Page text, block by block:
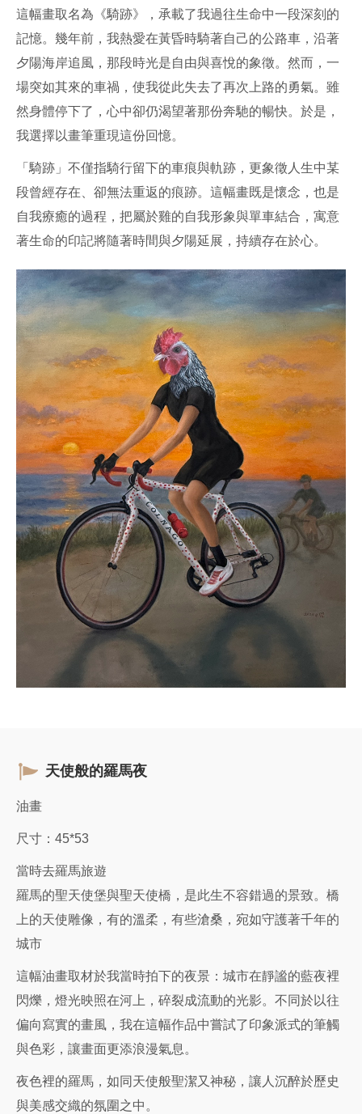
這幅畫取名為《騎跡》，承載了我過往生命中一段深刻的
記憶。幾年前，我熱愛在黃昏時騎著自己的公路車，沿著
夕陽海岸追風，那段時光是自由與喜悅的象徵。然而，一
場突如其來的車禍，使我從此失去了再次上路的勇氣。雖
然身體停下了，心中卻仍渴望著那份奔馳的暢快。於是，
我選擇以畫筆重現這份回憶。
「騎跡」不僅指騎行留下的車痕與軌跡，更象徵人生中某
段曾經存在、卻無法重返的痕跡。這幅畫既是懷念，也是
自我療癒的過程，把屬於雞的自我形象與單車結合，寓意
著生命的印記將隨著時間與夕陽延展，持續存在於心。
天使般的羅馬夜
油畫
尺寸：45*53
當時去羅馬旅遊
羅馬的聖天使堡與聖天使橋，是此生不容錯過的景致。橋
上的天使雕像，有的溫柔，有些滄桑，宛如守護著千年的
城市
這幅油畫取材於我當時拍下的夜景：城市在靜謐的藍夜裡
閃爍，燈光映照在河上，碎裂成流動的光影。不同於以往
偏向寫實的畫風，我在這幅作品中嘗試了印象派式的筆觸
與色彩，讓畫面更添浪漫氣息。
夜色裡的羅馬，如同天使般聖潔又神秘，讓人沉醉於歷史
與美感交織的氛圍之中。